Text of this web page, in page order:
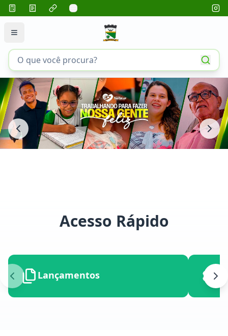
Acesso Rápido
Lançamentos